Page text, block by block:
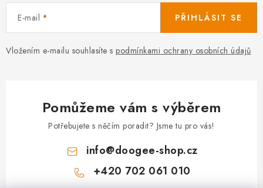
E-mail
Vložením e-mailu souhlasíte s podmínkami ochrany osobních údajů
PŘIHLÁSIT SE
Pomůžeme vám s výběrem
Potřebujete s něčím poradit? Jsme tu pro vás!
info@doogee-shop.cz
+420 702 061 010